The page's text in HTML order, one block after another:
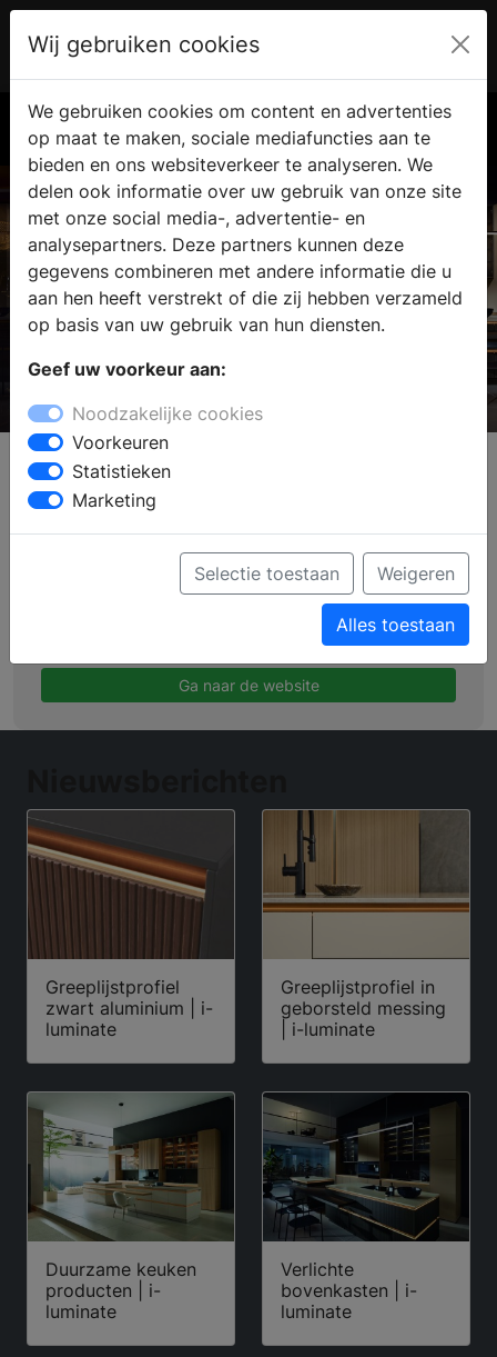
€ 0.00
i-luminate
Producten
Verkooppunten
Brochure aanvragen
Ga naar de website
Greeplijstprofiel
zwart aluminium | i-
luminate
Greeplijstprofiel in
geborsteld messing
| i-luminate
Duurzame keuken
producten | i-
luminate
Verlichte
bovenkasten | i-
luminate
Wij gebruiken cookies
We gebruiken cookies om content en advertenties
op maat te maken, sociale mediafuncties aan te
bieden en ons websiteverkeer te analyseren. We
delen ook informatie over uw gebruik van onze site
met onze social media-, advertentie- en
analysepartners. Deze partners kunnen deze
gegevens combineren met andere informatie die u
aan hen heeft verstrekt of die zij hebben verzameld
op basis van uw gebruik van hun diensten.
Geef uw voorkeur aan:
Noodzakelijke cookies
Voorkeuren
Statistieken
Marketing
Selectie toestaan Weigeren
Alles toestaan